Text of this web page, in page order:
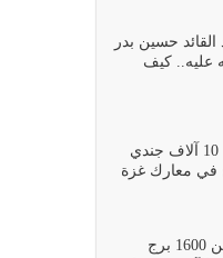
القرآن
على…
تكون نقاط
إذا…
للناس
القائد حسين بدر
عليه.. كيف
صحيفة هآرتس: أكثر من 10 آلاف جندي
في معارك غزة
غزة: تدمير كامل لأكثر من 1600 برج